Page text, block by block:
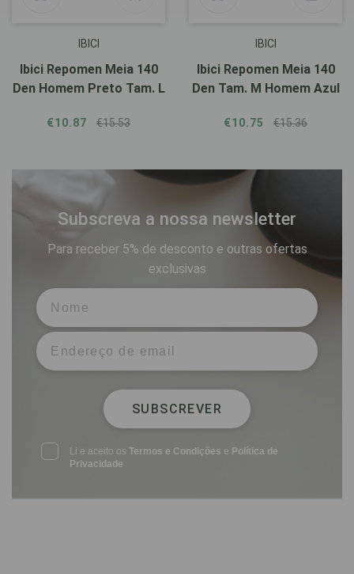
IBICI
Ibici Repomen Meia 140
Den Homem Preto Tam. L
€10.87 €15.53
IBICI
Ibici Repomen Meia 140
Den Tam. M Homem Azul
€10.75 €15.36
Subscreva a nossa newsletter
Para receber 5% de desconto e outras ofertas
exclusivas
SUBSCREVER
Li e aceito osTermos e Condições e Política de
Privacidade